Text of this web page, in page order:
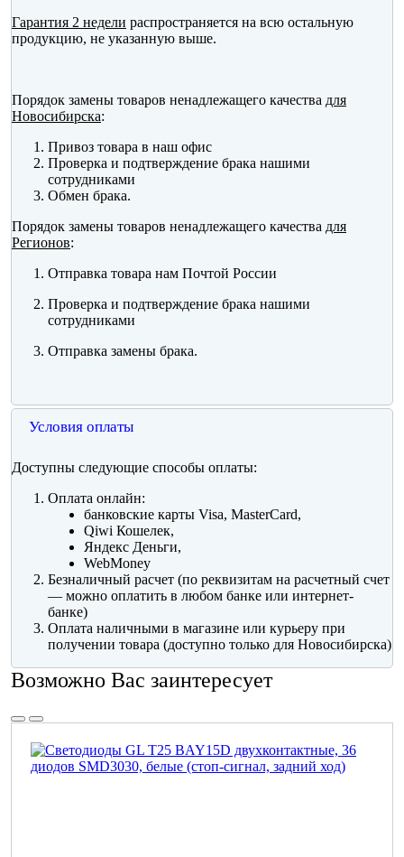
Гарантия 2 недели распространяется на всю остальную
продукцию, не указанную выше.
Порядок замены товаров ненадлежащего качества для
Новосибирска:
Привоз товара в наш офис
Проверка и подтверждение брака нашими
сотрудниками
Обмен брака.
Порядок замены товаров ненадлежащего качества для
Регионов:
Отправка товара нам Почтой России
Проверка и подтверждение брака нашими
сотрудниками
Отправка замены брака.
Условия оплаты
Доступны следующие способы оплаты:
Оплата онлайн:
банковские карты Visa, MasterCard,
Qiwi Кошелек,
Яндекс Деньги,
WebMoney
Безналичный расчет (по реквизитам на расчетный счет
— можно оплатить в любом банке или интернет-
банке)
Оплата наличными в магазине или курьеру при
получении товара (доступно только для Новосибирска)
Возможно Вас заинтересует